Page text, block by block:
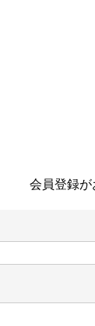
会員登録